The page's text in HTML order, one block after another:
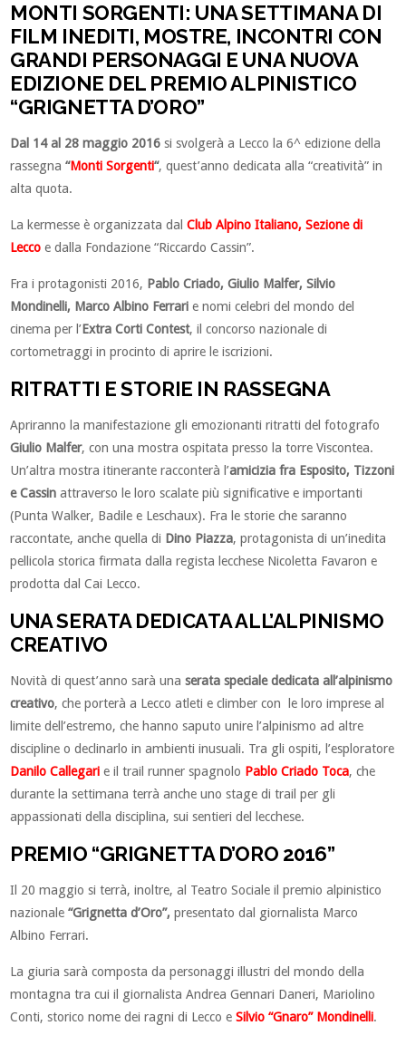
MONTI SORGENTI: UNA SETTIMANA DI
FILM INEDITI, MOSTRE, INCONTRI CON
GRANDI PERSONAGGI E UNA NUOVA
EDIZIONE DEL PREMIO ALPINISTICO
“GRIGNETTA D’ORO”
Dal 14 al 28 maggio 2016 si svolgerà a Lecco la 6^ edizione della
rassegna“Monti Sorgenti“, quest’anno dedicata alla “creatività” in
alta quota.
La kermesse è organizzata dalClub Alpino Italiano, Sezione di
Leccoe dalla Fondazione “Riccardo Cassin”.
Fra i protagonisti 2016, Pablo Criado, Giulio Malfer, Silvio
Mondinelli, Marco Albino Ferrari e nomi celebri del mondo del
cinema per l’Extra Corti Contest, il concorso nazionale di
cortometraggi in procinto di aprire le iscrizioni.
RITRATTI E STORIE IN RASSEGNA
Apriranno la manifestazione gli emozionanti ritratti del fotografo
Giulio Malfer, con una mostra ospitata presso la torre Viscontea.
Un’altra mostra itinerante racconterà l’amicizia fra Esposito, Tizzoni
e Cassin attraverso le loro scalate più significative e importanti
(Punta Walker, Badile e Leschaux). Fra le storie che saranno
raccontate, anche quella di Dino Piazza, protagonista di un’inedita
pellicola storica firmata dalla regista lecchese Nicoletta Favaron e
prodotta dal Cai Lecco.
UNA SERATA DEDICATA ALL’ALPINISMO
CREATIVO
Novità di quest’anno sarà unaserata speciale dedicata all’alpinismo
creativo, che porterà a Lecco atleti e climber con le loro imprese al
limite dell’estremo, che hanno saputo unire l’alpinismo ad altre
discipline o declinarlo in ambienti inusuali. Tra gli ospiti, l’esploratore
Danilo Callegari e il trail runner spagnolo Pablo Criado Toca, che
durante la settimana terrà anche uno stage di trail per gli
appassionati della disciplina, sui sentieri del lecchese.
PREMIO “GRIGNETTA D’ORO 2016”
Il 20 maggio si terrà, inoltre, al Teatro Sociale il premio alpinistico
nazionale“Grignetta d’Oro”, presentato dal giornalista Marco
Albino Ferrari.
La giuria sarà composta da personaggi illustri del mondo della
montagna tra cui il giornalista Andrea Gennari Daneri, Mariolino
Conti, storico nome dei ragni di Lecco eSilvio “Gnaro” Mondinelli.